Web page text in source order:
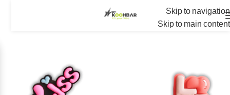
Skip to navigation
Skip to main content